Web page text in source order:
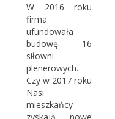
W 2016 roku
firma
ufundowała
budowę 16
siłowni
plenerowych.
Czy w 2017 roku
Nasi
mieszkańcy